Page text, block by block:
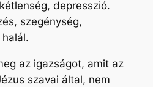
depresszió.
szegénység,
az igazságot, amit az
szavai által, nem